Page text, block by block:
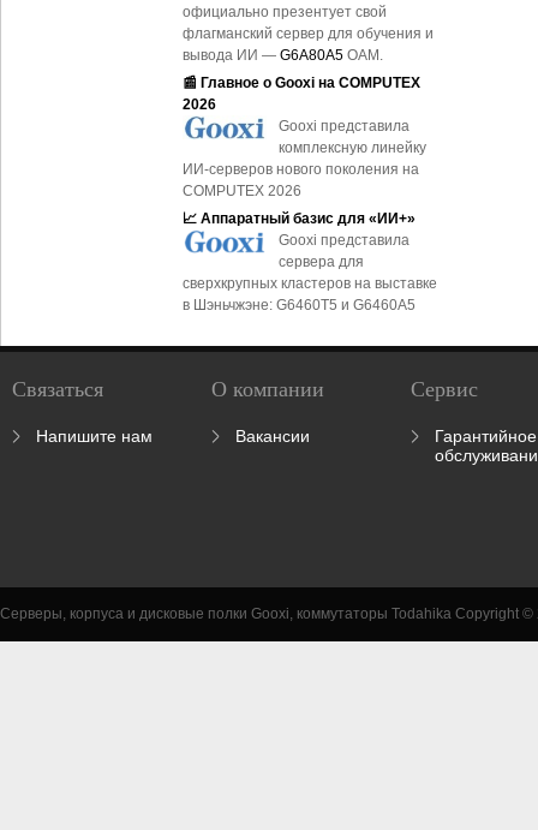
официально презентует свой
флагманский сервер для обучения и
вывода ИИ — G6A80A5 OAM.
📰 Главное о Gooxi на COMPUTEX
2026
Gooxi представила
комплексную линейку
ИИ-серверов нового поколения на
COMPUTEX 2026
📈 Аппаратный базис для «ИИ+»
Gooxi представила
сервера для
сверхкрупных кластеров на выставке
в Шэньчжэне: G6460T5 и G6460A5
Связаться
Напишите нам
О компании
Вакансии
Сервис
Гарантийное
Серверы, корпуса и дисковые полки Gooxi, коммутаторы Todahika Copyright